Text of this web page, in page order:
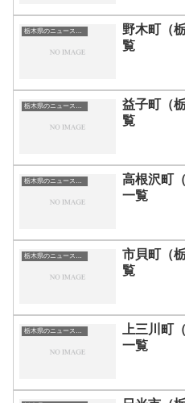
栃木県のニュース一覧
野木町（
覧
栃木県のニュース一覧
益子町（
覧
栃木県のニュース一覧
高根沢町
一覧
栃木県のニュース一覧
市貝町（
覧
栃木県のニュース一覧
上三川町
一覧